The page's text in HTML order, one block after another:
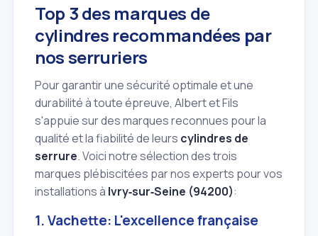
Top 3 des marques de
cylindres recommandées par
nos serruriers
Pour garantir une sécurité optimale et une
durabilité à toute épreuve, Albert et Fils
s'appuie sur des marques reconnues pour la
qualité et la fiabilité de leurs cylindres de
serrure. Voici notre sélection des trois
marques plébiscitées par nos experts pour vos
installations à Ivry‑sur‑Seine (94200):
1. Vachette: L'excellence française